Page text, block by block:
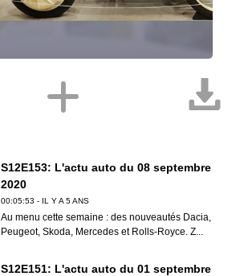
S12E153: L'actu auto du 08 septembre
2020
00:05:53 - IL Y A 5 ANS
Au menu cette semaine : des nouveautés Dacia,
Peugeot, Skoda, Mercedes et Rolls-Royce. Z...
S12E151: L'actu auto du 01 septembre